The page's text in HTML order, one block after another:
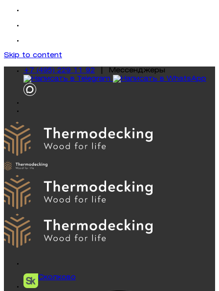
Skip to content
+7 (495) 229 11 92 Mессенджеры
Сколково